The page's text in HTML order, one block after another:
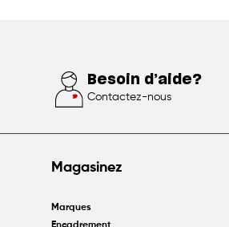
Besoin d’aide?
Contactez-nous
Magasinez
Marques